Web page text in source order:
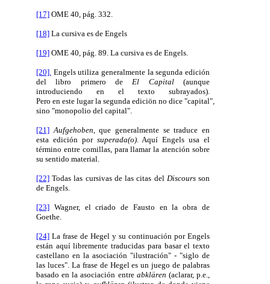
[17] OME 40, pág. 332.
[18] La cursiva es de Engels
[19] OME 40, pág. 89. La cursiva es de Engels.
[20]. Engels utiliza generalmente la segunda edición
del libro primero de El Capital(aunque
introduciendo en el texto subrayados).
Pero en este lugar la segunda ediciön no dice "capital",
sino "monopolio del capital".
[21] Aufgehoben , que generalmente se traduce en
esta edición por superada(o). Aquí Engels usa el
término entre comillas, para llamar la atención sobre
su sentido material.
[22] Todas las cursivas de las citas del Discoursson
de Engels.
[23] Wagner, el criado de Fausto en la obra de
Goethe.
[24] La frase de Hegel y su continuación por Engels
están aquí libremente traducidas para basar el texto
castellano en la asociación "ilustración" - "siglo de
las luces". La frase de Hegel es un juego de palabras
basado en la asociación entre abklären (aclarar, p.e.,